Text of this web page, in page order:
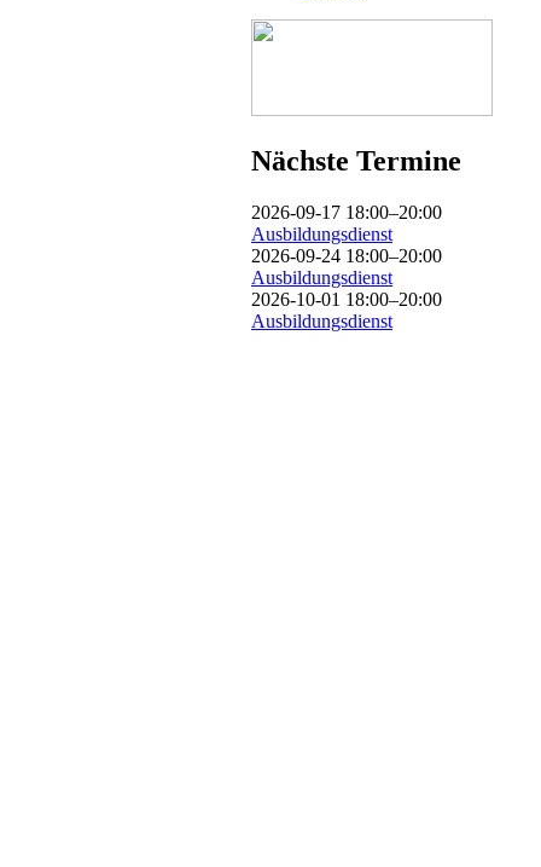
Nächste Termine
2026-09-17 18:00–20:00
Ausbildungsdienst
2026-09-24 18:00–20:00
Ausbildungsdienst
2026-10-01 18:00–20:00
Ausbildungsdienst